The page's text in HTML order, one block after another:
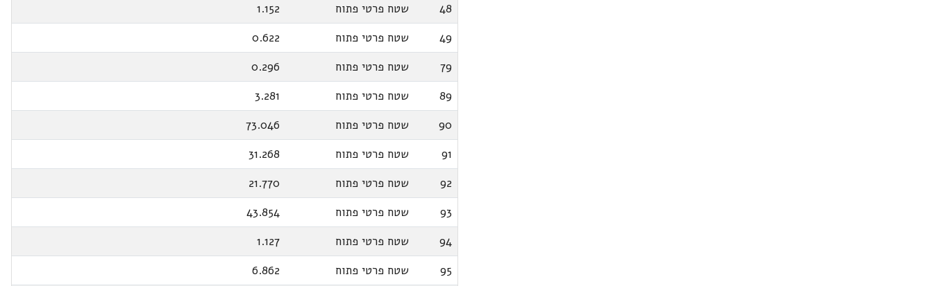
48
שטח פרטי פתוח
1.152
49
שטח פרטי פתוח
0.622
79
שטח פרטי פתוח
0.296
89
שטח פרטי פתוח
3.281
90
שטח פרטי פתוח
73.046
91
שטח פרטי פתוח
31.268
92
שטח פרטי פתוח
21.770
93
שטח פרטי פתוח
43.854
94
שטח פרטי פתוח
1.127
95
שטח פרטי פתוח
6.862